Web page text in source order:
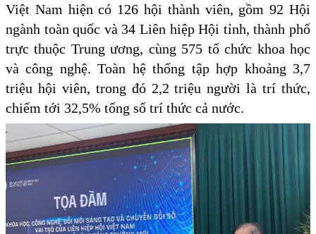
Việt Nam hiện có 126 hội thành viên, gồm 92 Hội
ngành toàn quốc và 34 Liên hiệp Hội tỉnh, thành phố
trực thuộc Trung ương, cùng 575 tổ chức khoa học
và công nghệ. Toàn hệ thống tập hợp khoảng 3,7
triệu hội viên, trong đó 2,2 triệu người là trí thức,
chiếm tới 32,5% tổng số trí thức cả nước.